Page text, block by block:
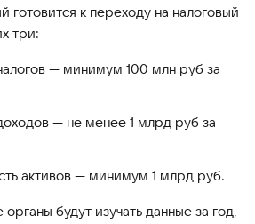
готовится к переходу на налоговый
три:
— минимум 100 млн руб за
— не менее 1 млрд руб за
активов — минимум 1 млрд руб.
будут изучать данные за год,